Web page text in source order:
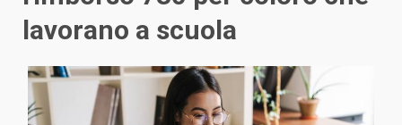
lavorano a scuola